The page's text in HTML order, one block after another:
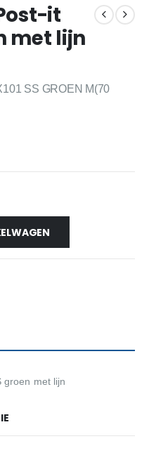
it
met lijn
SS GROEN M(70
groen met lijn